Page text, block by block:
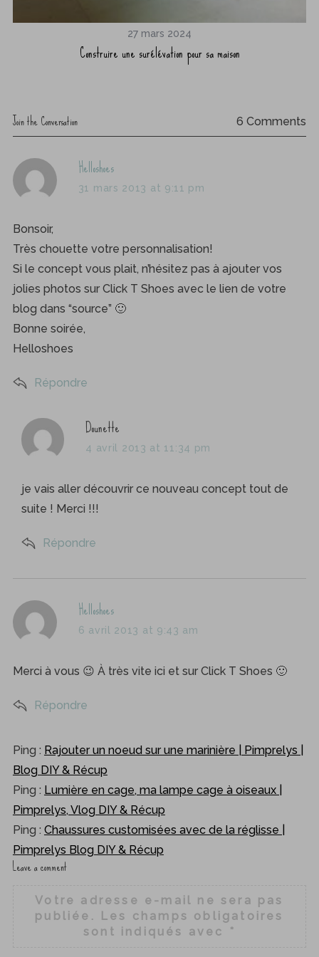
27 mars 2024
Construire une surélévation pour sa maison
Join the Conversation 6 Comments
s
a
:
Helloshoes
31 mars 2013 at 9:11 pm
Bonsoir,
Très chouette votre personnalisation!
Si le concept vous plait, n’hésitez pas à ajouter vos
jolies photos sur Click T Shoes avec le lien de votre
blog dans “source” 🙂
Bonne soirée,
Helloshoes
Répondre
s
a
s
Dounette
4 avril 2013 at 11:34 pm
je vais aller découvrir ce nouveau concept tout de
suite ! Merci !!!
Répondre
s
a
s
Helloshoes
6 avril 2013 at 9:43 am
Merci à vous 😉 À très vite ici et sur Click T Shoes 🙂
Répondre
Ping : Rajouter un noeud sur une marinière | Pimprelys |
Blog DIY & Récup
Ping : Lumière en cage, ma lampe cage à oiseaux |
Pimprelys, Vlog DIY & Récup
Ping : Chaussures customisées avec de la réglisse |
Pimprelys Blog DIY & Récup
L
Leave a comment
Votre adresse e-mail ne sera pas
publiée.
Les champs obligatoires
sont indiqués avec
*
c
h
o
: